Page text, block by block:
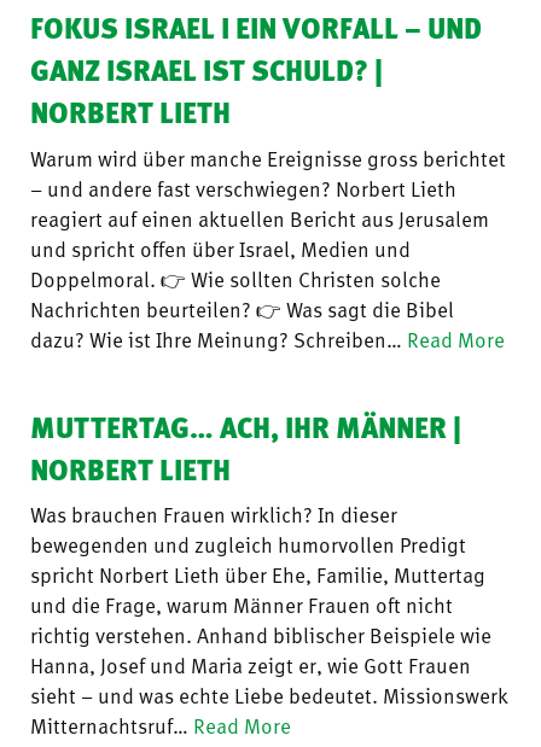
FOKUS ISRAEL I EIN VORFALL – UND
GANZ ISRAEL IST SCHULD? |
NORBERT LIETH
Warum wird über manche Ereignisse gross berichtet
– und andere fast verschwiegen? Norbert Lieth
reagiert auf einen aktuellen Bericht aus Jerusalem
und spricht offen über Israel, Medien und
Doppelmoral. 👉 Wie sollten Christen solche
Nachrichten beurteilen? 👉 Was sagt die Bibel
dazu? Wie ist Ihre Meinung? Schreiben… Read More
MUTTERTAG… ACH, IHR MÄNNER |
NORBERT LIETH
Was brauchen Frauen wirklich? In dieser
bewegenden und zugleich humorvollen Predigt
spricht Norbert Lieth über Ehe, Familie, Muttertag
und die Frage, warum Männer Frauen oft nicht
richtig verstehen. Anhand biblischer Beispiele wie
Hanna, Josef und Maria zeigt er, wie Gott Frauen
sieht – und was echte Liebe bedeutet. Missionswerk
Mitternachtsruf… Read More